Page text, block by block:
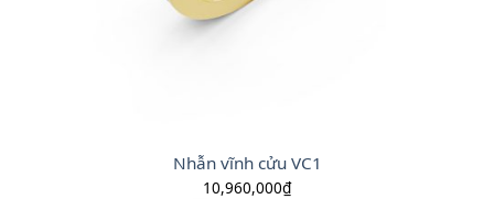
Nhẫn vĩnh cửu VC1
10,960,000₫